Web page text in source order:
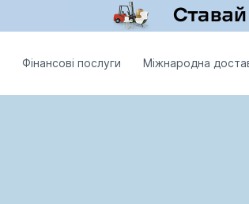
Фінансові послуги Міжнародна